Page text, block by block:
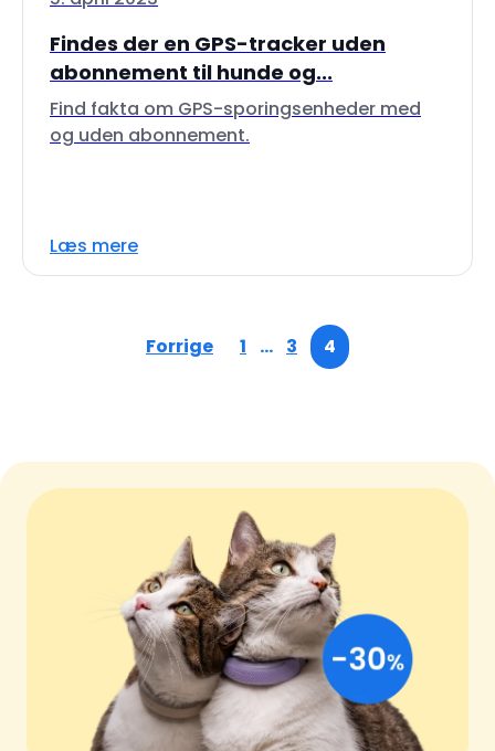
Findes der en GPS-tracker uden
abonnement til hunde og...
Find fakta om GPS-sporingsenheder med
og uden abonnement.
Læs mere
Forrige 1 … 3 4